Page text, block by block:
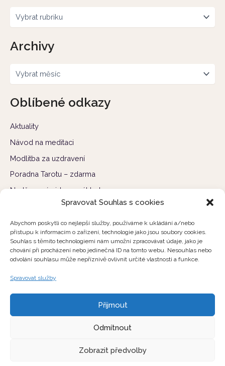
Spravovat Souhlas s cookies
Abychom poskytli co nejlepší služby, používáme k ukládání a/nebo
přístupu k informacím o zařízení, technologie jako jsou soubory cookies.
Souhlas s těmito technologiemi nám umožní zpracovávat údaje, jako je
chování při procházení nebo jedinečná ID na tomto webu. Nesouhlas nebo
odvolání souhlasu může nepříznivě ovlivnit určité vlastnosti a funkce.
Spravovat služby
Přijmout
Odmítnout
Zobrazit předvolby
Archivy
Oblíbené odkazy
Aktuality
Návod na meditaci
Modlitba za uzdravení
Poradna Tarotu – zdarma
Nadčasová videa s výklady
Energie června 2026 – výklad měsíce a co se otevírá před
létem
5 znamení, že vstupuješ do nové životní etapy
Co máš slyšet právě teď
Síla vnitřního uzdravení
Proč jsou teď sny silnější než obvykle?
Copyright © 2026 Poselství Tarotu ✦ Ninael ✦ Všechna práva